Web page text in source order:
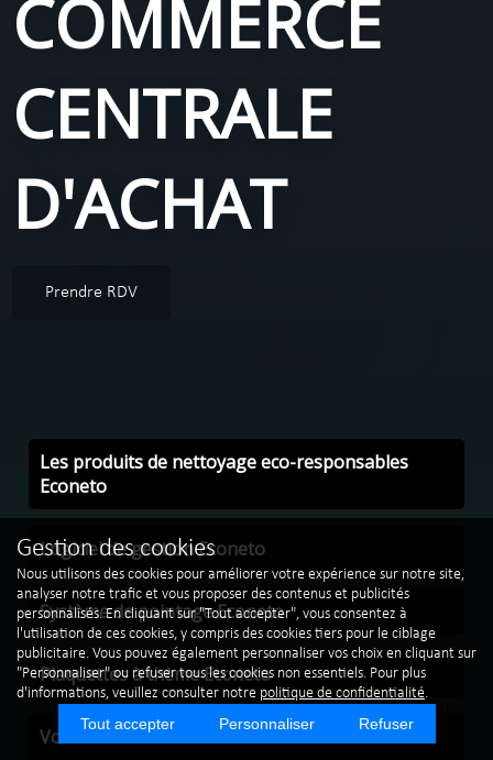
Gestion des cookies
Nous utilisons des cookies pour améliorer votre expérience sur notre site,
analyser notre trafic et vous proposer des contenus et publicités
personnalisés. En cliquant sur "Tout accepter", vous consentez à
l'utilisation de ces cookies, y compris des cookies tiers pour le ciblage
publicitaire. Vous pouvez également personnaliser vos choix en cliquant sur
"Personnaliser" ou refuser tous les cookies non essentiels. Pour plus
d'informations, veuillez consulter notre politique de confidentialité.
Tout accepter Personnaliser Refuser
COMMERCE
CENTRALE
D'ACHAT
Prendre RDV
Les produits de nettoyage eco-responsables
Econeto
Logiciel de gestion Econeto
Système de pointage Econeto
Plaquettes à thème Econeto
Vos véhicules de société